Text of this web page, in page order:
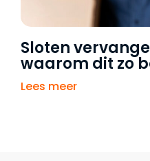
Sloten
waarom dit zo
Lees meer